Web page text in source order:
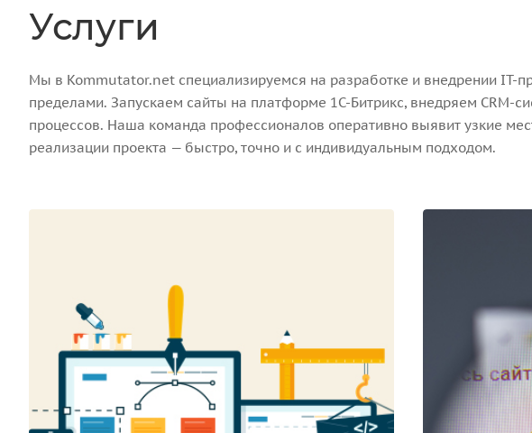
Услуги
Мы в Kommutator.net специализируемся на разработке и внедрении IT-
пределами. Запускаем сайты на платформе 1С-Битрикс, внедряем CRM-
процессов. Наша команда профессионалов оперативно выявит узкие
реализации проекта — быстро, точно и с индивидуальным подходом.